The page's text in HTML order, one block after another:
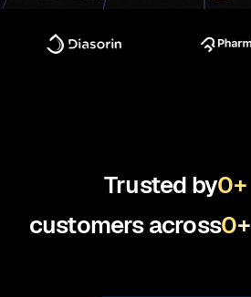
Trusted by0+
customers across0+